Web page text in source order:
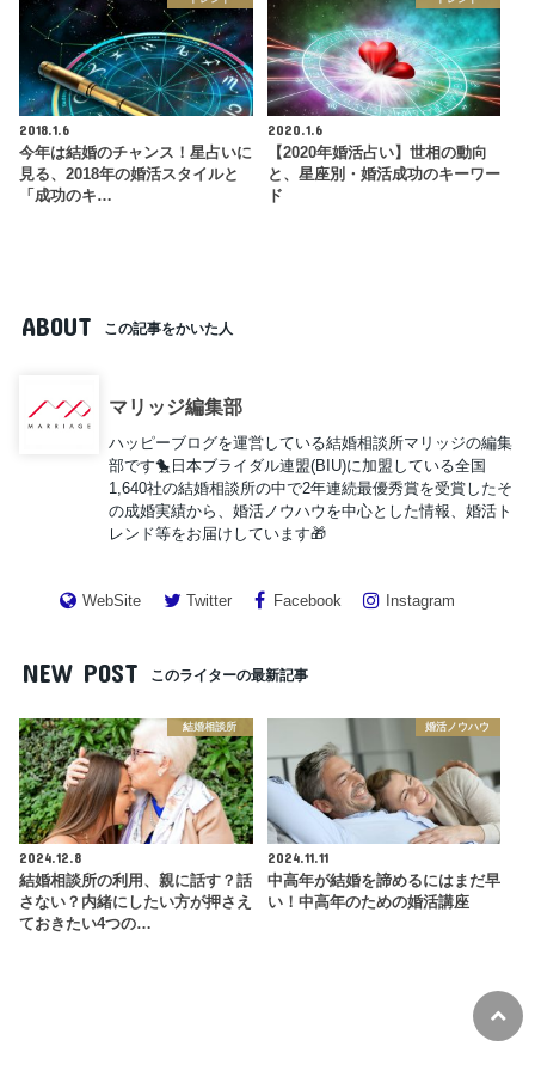
2018.1.6
今年は結婚のチャンス！星占いに
見る、2018年の婚活スタイルと
「成功のキ…
2020.1.6
【2020年婚活占い】世相の動向
と、星座別・婚活成功のキーワー
ド
ABOUT この記事をかいた人
マリッジ編集部
ハッピーブログを運営している結婚相談所マリッジの編集
部です🐤日本ブライダル連盟(BIU)に加盟している全国
1,640社の結婚相談所の中で2年連続最優秀賞を受賞したそ
の成婚実績から、婚活ノウハウを中心とした情報、婚活ト
レンド等をお届けしています🎁
WebSite Twitter Facebook Instagram
NEW POST このライターの最新記事
結婚相談所
2024.12.8
結婚相談所の利用、親に話す？話
さない？内緒にしたい方が押さえ
ておきたい4つの…
婚活ノウハウ
2024.11.11
中高年が結婚を諦めるにはまだ早
い！中高年のための婚活講座